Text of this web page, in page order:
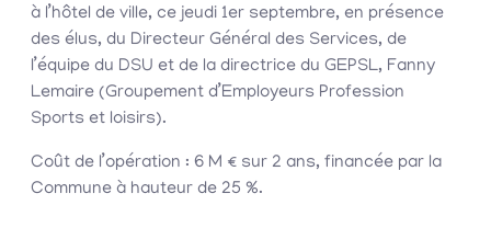
à l’hôtel de ville, ce jeudi 1er septembre, en présence
des élus, du Directeur Général des Services, de
l’équipe du DSU et de la directrice du GEPSL, Fanny
Lemaire (Groupement d’Employeurs Profession
Sports et loisirs).
Coût de l’opération : 6 M € sur 2 ans, financée par la
Commune à hauteur de 25 %.